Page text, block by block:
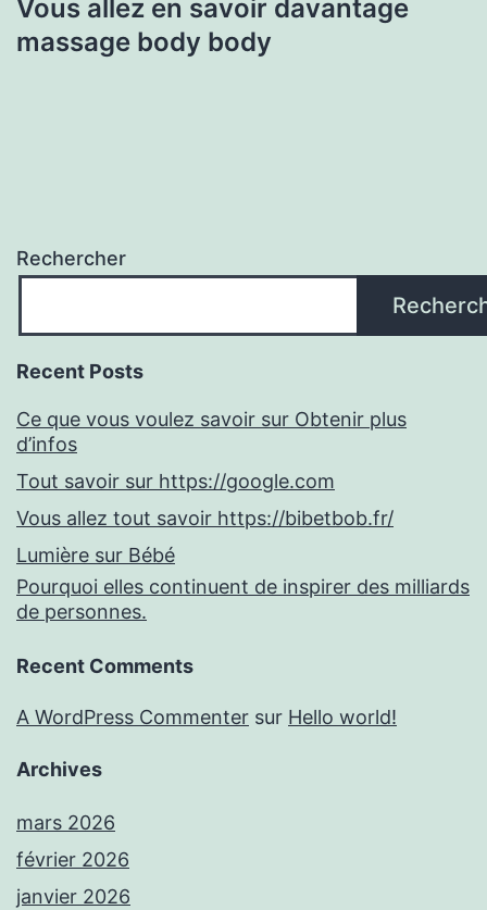
Vous allez en savoir davantage
massage body body
Rechercher
Recent Posts
Ce que vous voulez savoir sur Obtenir plus
d’infos
Tout savoir sur https://google.com
Vous allez tout savoir https://bibetbob.fr/
Lumière sur Bébé
Pourquoi elles continuent de inspirer des milliards
de personnes.
Recent Comments
A WordPress Commenter sur Hello world!
Archives
mars 2026
février 2026
janvier 2026